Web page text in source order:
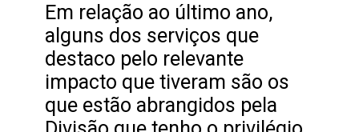
Em relação ao último ano,
alguns dos serviços que
destaco pelo relevante
impacto que tiveram são os
que estão abrangidos pela